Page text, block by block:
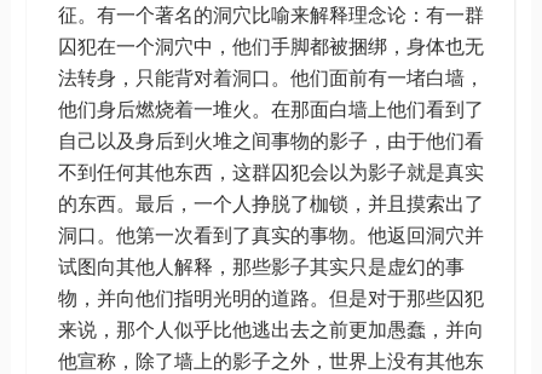
征。有一个著名的洞穴比喻来解释理念论：有一群
囚犯在一个洞穴中，他们手脚都被捆绑，身体也无
法转身，只能背对着洞口。他们面前有一堵白墙，
他们身后燃烧着一堆火。在那面白墙上他们看到了
自己以及身后到火堆之间事物的影子，由于他们看
不到任何其他东西，这群囚犯会以为影子就是真实
的东西。最后，一个人挣脱了枷锁，并且摸索出了
洞口。他第一次看到了真实的事物。他返回洞穴并
试图向其他人解释，那些影子其实只是虚幻的事
物，并向他们指明光明的道路。但是对于那些囚犯
来说，那个人似乎比他逃出去之前更加愚蠢，并向
他宣称，除了墙上的影子之外，世界上没有其他东